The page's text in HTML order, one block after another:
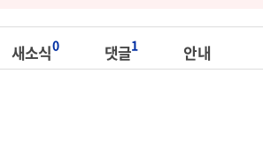
새소식0 댓글1 안내